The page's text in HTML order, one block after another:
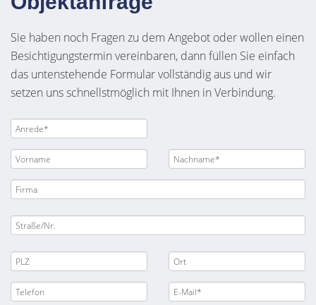
Sie haben noch Fragen zu dem Angebot oder wollen einen
Besichtigungstermin vereinbaren, dann füllen Sie einfach
das untenstehende Formular vollständig aus und wir
setzen uns schnellstmöglich mit Ihnen in Verbindung.